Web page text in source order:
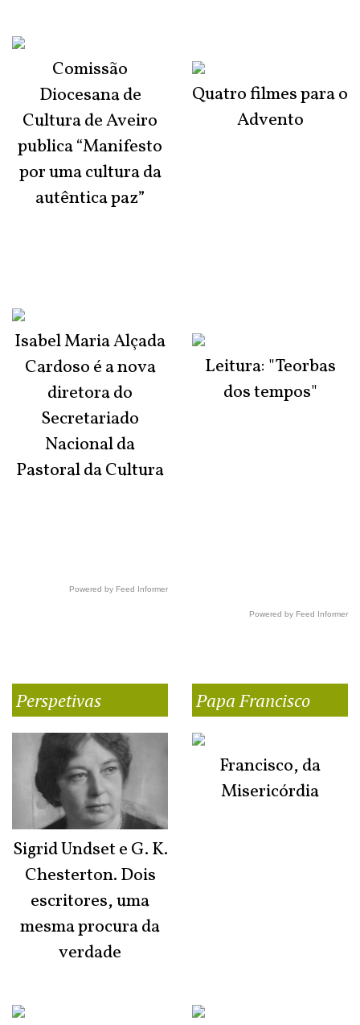
Comissão
Diocesana de
Cultura de Aveiro
publica “Manifesto
por uma cultura da
autêntica paz”
Isabel Maria Alçada
Cardoso é a nova
diretora do
Secretariado
Nacional da
Pastoral da Cultura
Powered by Feed Informer
Quatro filmes para o
Advento
Leitura: "Teorbas
dos tempos"
Powered by Feed Informer
Perspetivas
Sigrid Undset e G. K.
Chesterton. Dois
escritores, uma
mesma procura da
verdade
Papa Francisco
Francisco, da
Misericórdia